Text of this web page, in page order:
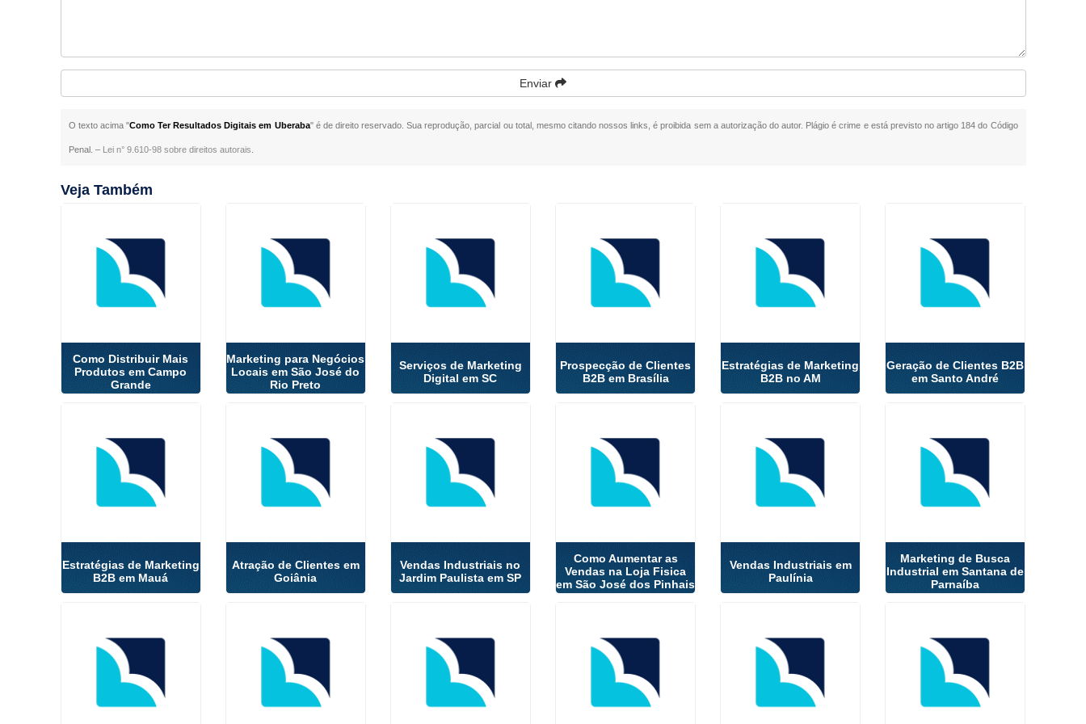
Enviar
O texto acima "Como Ter Resultados Digitais em Uberaba" é de direito reservado. Sua reprodução, parcial ou total, mesmo citando nossos links, é proibida sem a autorização do autor. Plágio é crime e está previsto no artigo 184 do Código
Penal. – Lei n° 9.610-98 sobre direitos autorais
Veja Também
Como Distribuir Mais
Produtos em Campo
Grande
Marketing para Negócios
Locais em São José do
Rio Preto
Serviços de Marketing
Digital em SC
Prospecção de Clientes
B2B em Brasília
Estratégias de Marketing
B2B no AM
Geração de Clientes B2B
em Santo André
Estratégias de Marketing
B2B em Mauá
Atração de Clientes em
Goiânia
Vendas Industriais no
Jardim Paulista em SP
Como Aumentar as
Vendas na Loja Fisica
em São José dos Pinhais
Vendas Industriais em
Paulínia
Marketing de Busca
Industrial em Santana de
Parnaíba